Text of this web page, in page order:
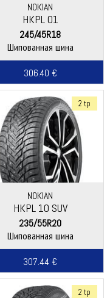
NOKIAN
HKPL 01
245/45R18
Шипованная шина
306.40 €
2 tp
NOKIAN
HKPL 10 SUV
235/55R20
Шипованная шина
307.44 €
2 tp